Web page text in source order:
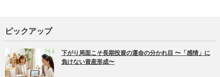
ピックアップ
下がり局面こそ長期投資の運命の分かれ目 〜「感情」に
負けない資産形成〜